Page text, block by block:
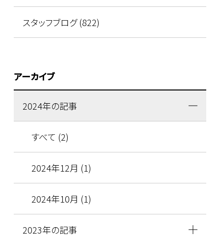
スタッフブログ (822)
アーカイブ
2024年の記事
すべて (2)
2024年12月 (1)
2024年10月 (1)
2023年の記事